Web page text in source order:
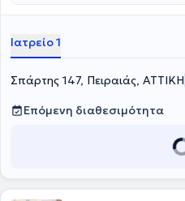
Ιατρείο 1
Σπάρτης 147, Πειραιάς, ΑΤΤΙΚΗ
Επόμενη διαθεσιμότητα